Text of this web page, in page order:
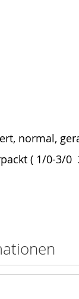
normal,
( 1/0-3/0